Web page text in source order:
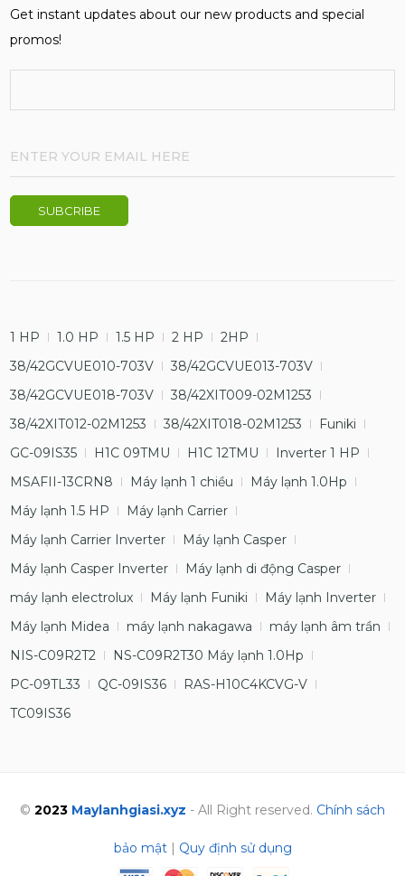
Get instant updates about our new products and special
promos!
1 HP 1.0 HP 1.5 HP 2 HP
2HP
38/42GCVUE010-703V
38/42GCVUE013-703V
38/42GCVUE018-703V
38/42XIT009-02M1253
38/42XIT012-02M1253
38/42XIT018-02M1253
Funiki
GC-09IS35
H1C 09TMU H1C 12TMU
Inverter 1 HP
MSAFII-13CRN8
Máy lạnh 1 chiều
Máy lạnh 1.0Hp
Máy lạnh 1.5 HP
Máy lạnh Carrier
Máy lạnh Carrier Inverter
Máy lạnh Casper
Máy lạnh Casper Inverter
Máy lạnh di động Casper
máy lạnh electrolux
Máy lạnh Funiki
Máy lạnh Inverter
Máy lạnh Midea
máy lạnh nakagawa
máy lạnh âm trần
NIS-C09R2T2
NS-C09R2T30 Máy lạnh 1.0Hp
PC-09TL33
QC-09IS36
RAS-H10C4KCVG-V
TC09IS36
© 2023 Maylanhgiasi.xyz - All Right reserved. Chính sách
bảo mật| Quy định sử dụng